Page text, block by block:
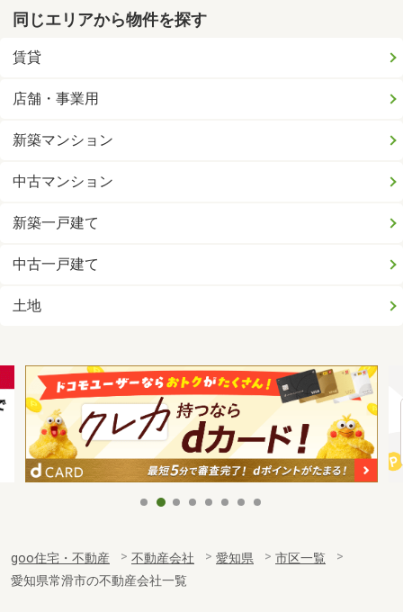
同じエリアから物件を探す
賃貸
店舗・事業用
新築マンション
中古マンション
新築一戸建て
中古一戸建て
土地
goo住宅・不動産 不動産会社 愛知県
市区一覧
愛知県常滑市の不動産会社一覧